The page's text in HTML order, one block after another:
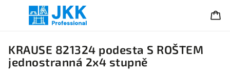
KRAUSE 821324 podesta S ROŠTEM
jednostranná 2x4 stupně